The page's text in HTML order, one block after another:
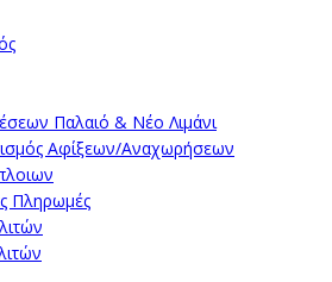
Παλαιό & Νέο Λιμάνι
Αφίξεων/Αναχωρήσεων
Πληρωμές